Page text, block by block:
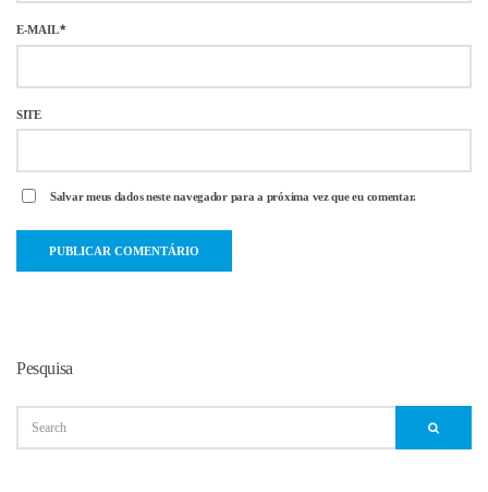
E-MAIL*
SITE
Salvar meus dados neste navegador para a próxima vez que eu comentar.
Pesquisa